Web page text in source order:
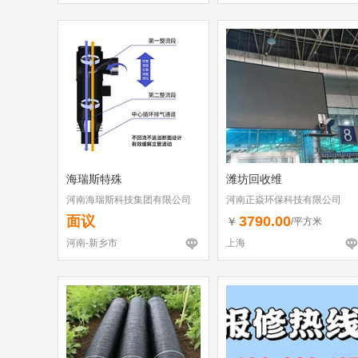
海瑞斯特殊
河南海瑞斯科技集团有限公司
面议
河南-新乡市
潍坊回收维
河南正焱环保科技有限公司
￥ 3790.00/平方米
上海